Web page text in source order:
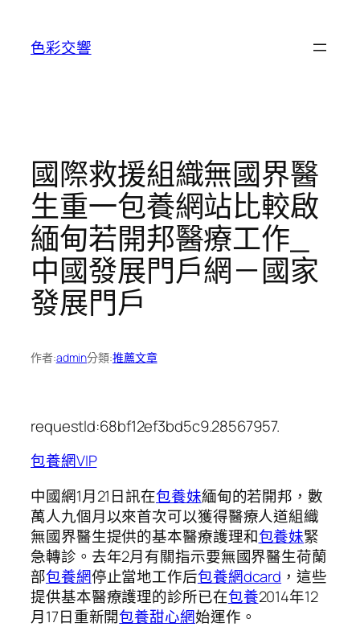
色彩交響
國際救援組織無國界醫
生重一包養網站比較啟
緬甸若開邦醫療工作_
中國發展門戶網－國家
發展門戶
作者:admin分類:推薦文章
requestId:68bf12ef3bd5c9.28567957.
包養網VIP
中國網1月21日訊在包養妹緬甸的若開邦，數
萬人九個月以來首次可以獲得醫療人道組織
無國界醫生提供的基本醫療護理和包養妹緊
急轉診。去年2月有關指示要無國界醫生荷蘭
部包養網停止當地工作后包養網dcard ，這些
提供基本醫療護理的診所已在包養2014年12
月17日重新開包養甜心網始運作。